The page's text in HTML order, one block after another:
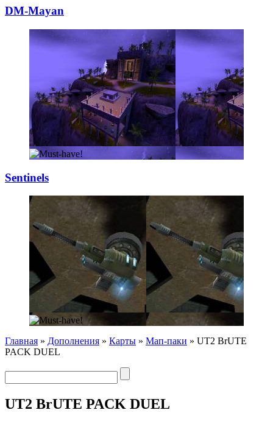
DM-Mayan
Sentinels
Главная » Дополнения » Карты » Мап-паки » UT2 BrUTE
PACK DUEL
UT2 BrUTE PACK DUEL